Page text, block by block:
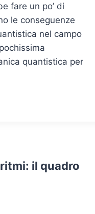
fare un po’ di
le conseguenze
nel campo
quantistica per
il quadro